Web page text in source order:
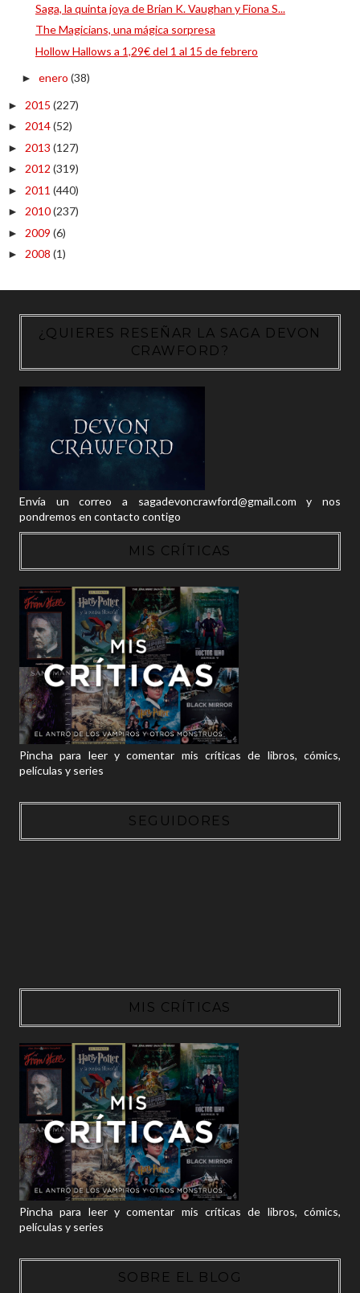
Saga, la quinta joya de Brian K. Vaughan y Fiona S...
The Magicians, una mágica sorpresa
Hollow Hallows a 1,29€ del 1 al 15 de febrero
► enero (38)
► 2015 (227)
► 2014(52)
► 2013 (127)
► 2012 (319)
► 2011 (440)
► 2010(237)
► 2009 (6)
► 2008 (1)
¿QUIERES RESEÑAR LA SAGA DEVON
CRAWFORD?
Envía un correo a sagadevoncrawford@gmail.com y nos
pondremos en contacto contigo
MIS CRÍTICAS
Pincha para leer y comentar mis críticas de libros, cómics,
películas y series
SEGUIDORES
MIS CRÍTICAS
Pincha para leer y comentar mis críticas de libros, cómics,
películas y series
SOBRE EL BLOG